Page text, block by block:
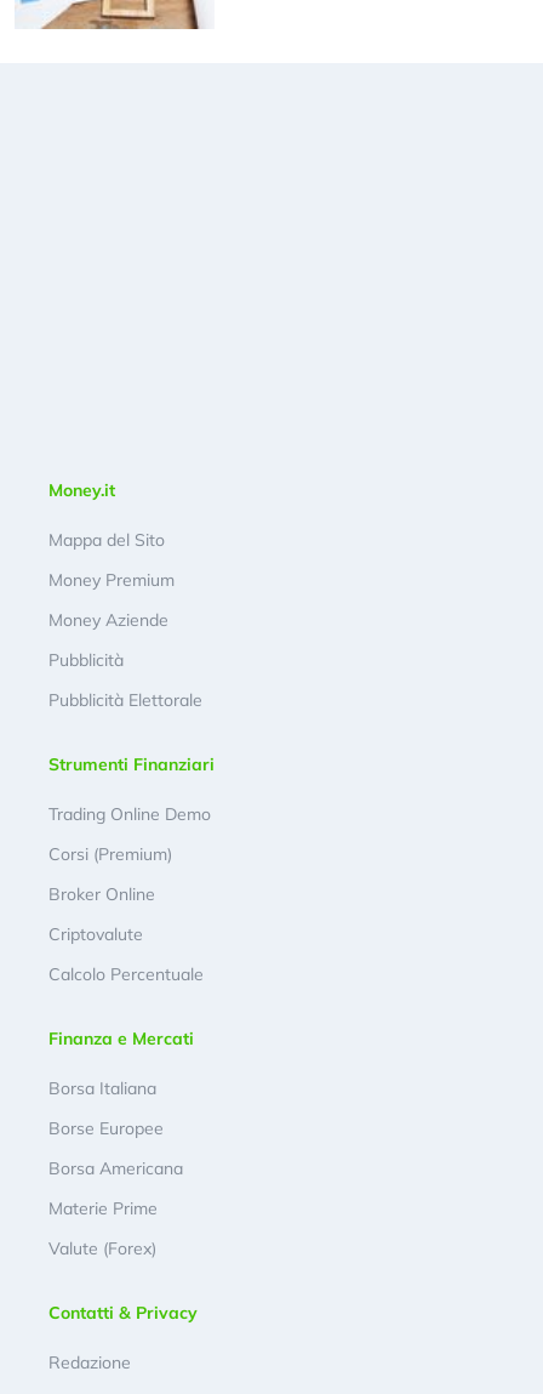
Money.it
Mappa del Sito
Money Premium
Money Aziende
Pubblicità
Pubblicità Elettorale
Strumenti Finanziari
Trading Online Demo
Corsi (Premium)
Broker Online
Criptovalute
Calcolo Percentuale
Finanza e Mercati
Borsa Italiana
Borse Europee
Borsa Americana
Materie Prime
Valute (Forex)
Contatti & Privacy
Redazione